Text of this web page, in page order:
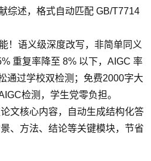
综述，格式自动匹配 GB/T7714
！语义级深度改写，非简单同义
重复率降至 8% 以下，AIGC 率
通过学校双检测；免费2000字大
检测，学生党零负担。
文核心内容，自动生成结构化答
、方法、结论等关键模块，节省